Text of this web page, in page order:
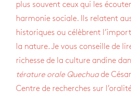
plus sou­vent ceux qui les
har­mo­nie sociale. Ils relatent
his­to­riques ou célèbrent
la nature. Je vous conseille de
richesse de la culture andine
té­ra­ture orale Que­chuade
Centre de recherches sur